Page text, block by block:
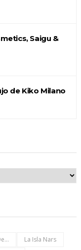
Saigu &
de Kiko Milano
La Isla Nars